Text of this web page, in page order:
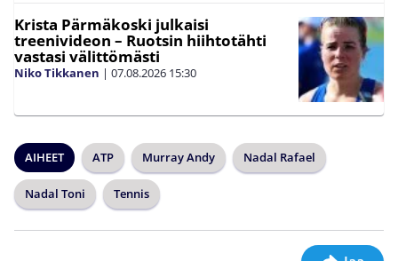
Krista Pärmäkoski julkaisi
treenivideon – Ruotsin hiihtotähti
vastasi välittömästi
Niko Tikkanen | 07.08.2026 15:30
AIHEET ATP Murray Andy Nadal Rafael
Nadal Toni Tennis